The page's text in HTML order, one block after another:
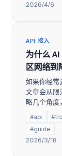
2026/4/6
API 接入
为什么
区网络到
如果你经常
文章会从限
略几个角度
#api
#guide
2026/3/18